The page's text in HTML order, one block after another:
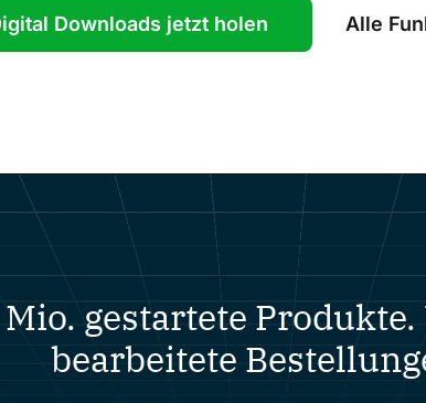
Downloads jetzt holen Alle
gestartete
bearbeitete